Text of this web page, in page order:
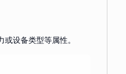
设备类型等属性。